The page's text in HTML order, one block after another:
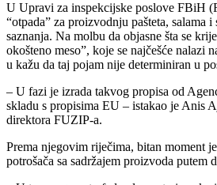
U Upravi za inspekcijske poslove FBiH
“otpada” za proizvodnju pašteta, salama
saznanja. Na molbu da objasne šta se
okošteno meso”, koje se najčešće nalazi
u kažu da taj pojam nije determiniran u
– U fazi je izrada takvog propisa od
skladu s propisima EU – istakao je Anis
direktora FUZIP-a.
Prema njegovim riječima, bitan moment
potrošača sa sadržajem proizvoda putem